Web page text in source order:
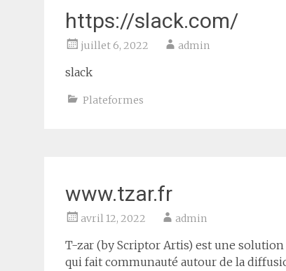
https://slack.com/
juillet 6, 2022 admin
slack
Plateformes
www.tzar.fr
avril 12, 2022 admin
T-zar (by Scriptor Artis) est une
qui fait communauté autour de la